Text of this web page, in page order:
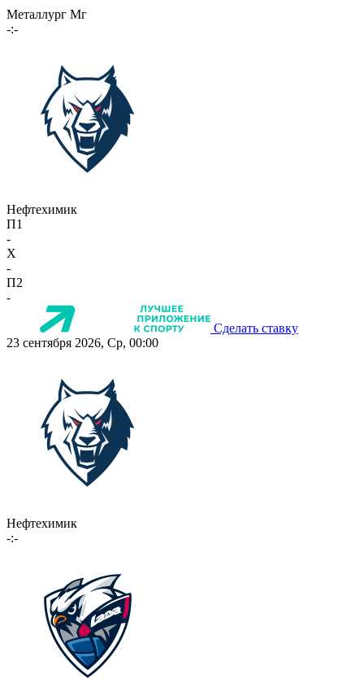
Металлург Мг
-:-
Нефтехимик
П1
-
X
-
П2
-
Сделать ставку
23 сентября 2026, Ср, 00:00
Нефтехимик
-:-